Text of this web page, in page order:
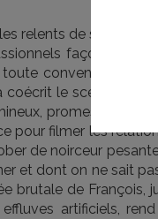
relents de science-
façon thriller
convention
le scénario.
promesse
pour filmer les
de noirceur
et dont on ne sait
brutale de
artificiels,